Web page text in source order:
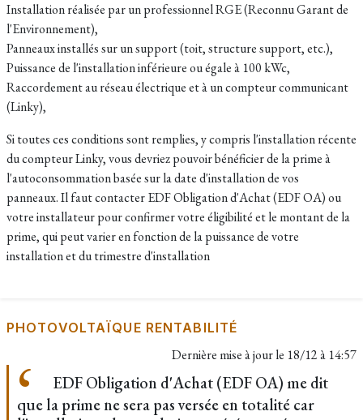
Installation réalisée par un professionnel RGE (Reconnu Garant de
l'Environnement),
Panneaux installés sur un support (toit, structure support, etc.),
Puissance de l'installation inférieure ou égale à 100 kWc,
Raccordement au réseau électrique et à un compteur communicant
(Linky),
Si toutes ces conditions sont remplies, y compris l'installation récente
du compteur Linky, vous devriez pouvoir bénéficier de la prime à
l'autoconsommation basée sur la date d'installation de vos
panneaux.Il faut contacter EDF Obligation d'Achat (EDF OA) ou
votre installateur pour confirmer votre éligibilité et le montant de la
prime, qui peut varier en fonction de la puissance de votre
installation et du trimestre d'installation
PHOTOVOLTAÏQUE RENTABILITÉ
Dernière mise à jour le 18/12 à 14:57
EDF Obligation d'Achat (EDF OA) me dit
que la prime ne sera pas versée en totalité car